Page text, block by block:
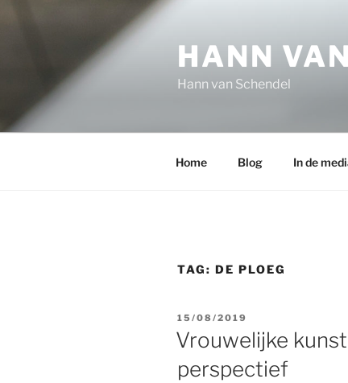
HANN
Hann van Schendel
Home Blog In de
TAG: DE PLOEG
GEPLAATST
OP
15/08/2019
Vrouwelijke
perspectief